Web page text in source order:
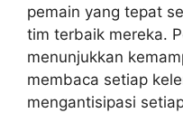
pemain yang tepat
tim terbaik mereka.
menunjukkan
membaca setiap
mengantisipasi